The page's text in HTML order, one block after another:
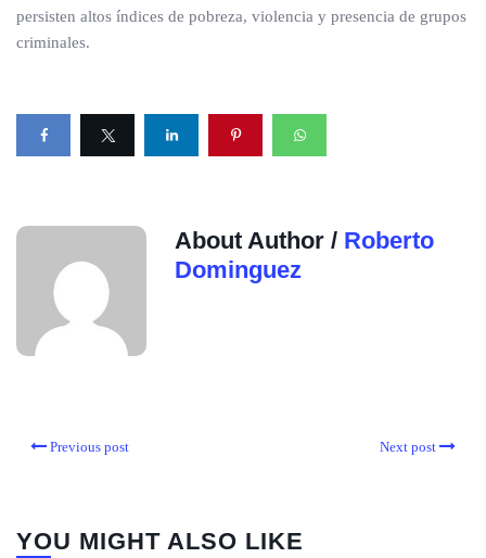
persisten altos índices de pobreza, violencia y presencia de grupos
criminales.
About Author / Roberto
Dominguez
Previous post Next post
YOU MIGHT ALSO LIKE